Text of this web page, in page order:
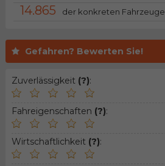
Gefahren? Bewerten Sie!
Zuverlässigkeit (?):
Fahreigenschaften (?):
Wirtschaftlichkeit (?):
14.865 der konkreten Fahrzeuge